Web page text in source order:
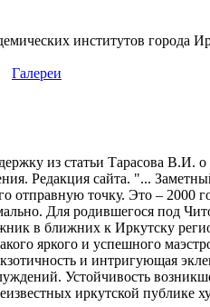
институтов города
Галереи
из статьи Тарасова В.И. о
Редакция сайта. "...
точку. Это – 2000
Для родившегося под
в ближних к Иркутску
яркого и успешного
и интригующая
Устойчивость
иркутской публике